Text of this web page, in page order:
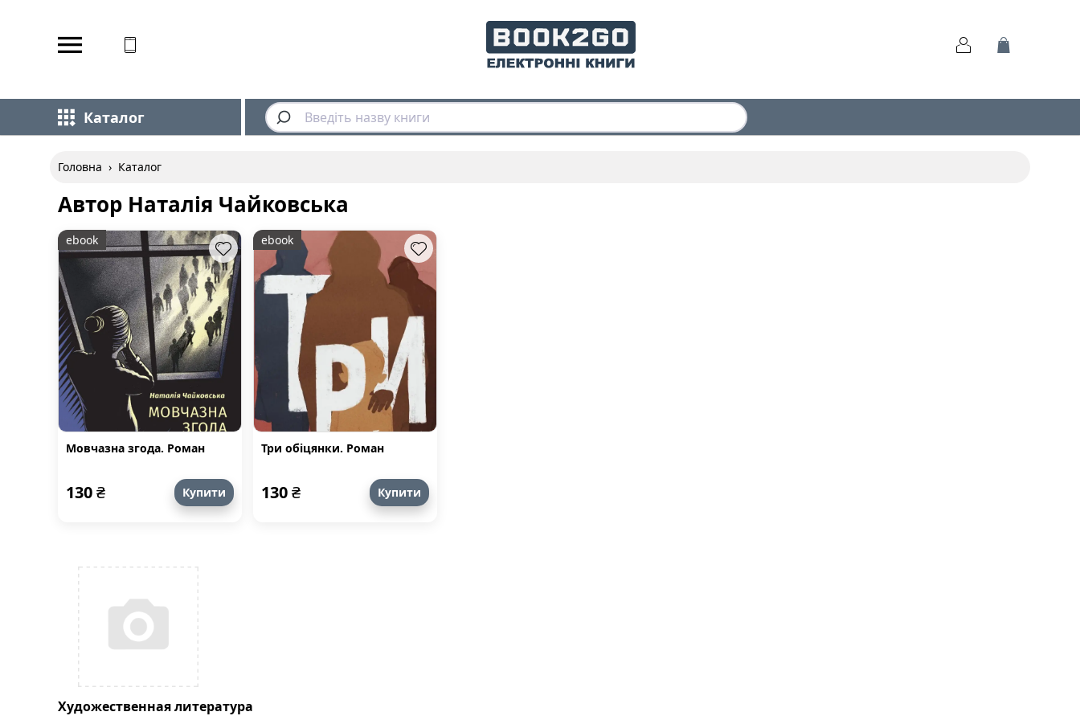
Каталог
Головна › Каталог
Автор Наталія Чайковська
ebook
Мовчазна згода. Роман
130₴ Купити
ebook
Три обіцянки. Роман
130₴ Купити
Художественная литература